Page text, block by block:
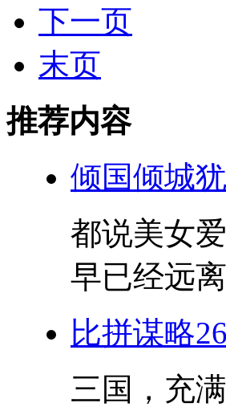
下一页
末页
推荐内容
倾国倾城
都说美女
早已经远
比拼谋略
三国，充